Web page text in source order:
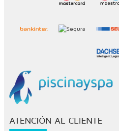
ATENCIÓN AL CLIENTE